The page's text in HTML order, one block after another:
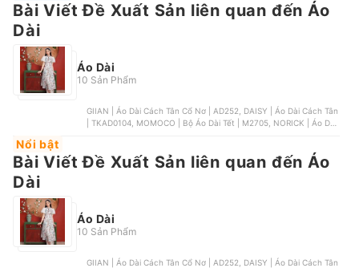
Bài Viết Đề Xuất Sản liên quan đến Áo
Dài
Áo Dài
10 Sản Phẩm
GIIAN | Áo Dài Cách Tân Cổ Nơ | AD252, DAISY | Áo Dài Cách Tân
| TKAD0104, MOMOCO | Bộ Áo Dài Tết | M2705, NORICK | Áo Dài
Nổi bật
Bài Viết Đề Xuất Sản liên quan đến Áo
Dài
Áo Dài
10 Sản Phẩm
GIIAN | Áo Dài Cách Tân Cổ Nơ | AD252, DAISY | Áo Dài Cách Tân